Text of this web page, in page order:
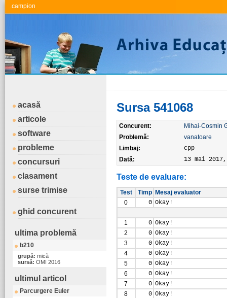
.campion
acasă
articole
software
probleme
concursuri
clasament
surse trimise
ghid concurent
ultima problemă
b210
grupă: mică
sursă: OMI 2016
ultimul articol
Parcurgere Euler
Sursa 541068
Concurent:
Mihai-Cosmin
Problemă:
vanatoare
Limbaj:
cpp
Dată:
13 mai
Teste de evaluare:
Test Timp Mesaj evaluator
0
0 Okay!
1 0 Okay!
2
0 Okay!
3
0 Okay!
4
0 Okay!
5
0 Okay!
6
0 Okay!
7
0 Okay!
8
0 Okay!